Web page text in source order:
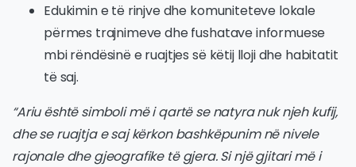
Edukimin e të rinjve dhe komuniteteve lokale
përmes trajnimeve dhe fushatave informuese
mbi rëndësinë e ruajtjes së këtij lloji dhe habitatit
të saj.
“Ariu është simboli më i qartë se natyra nuk njeh kufij,
dhe se ruajtja e saj kërkon bashkëpunim në nivele
rajonale dhe gjeografike të gjera. Si një gjitari më i